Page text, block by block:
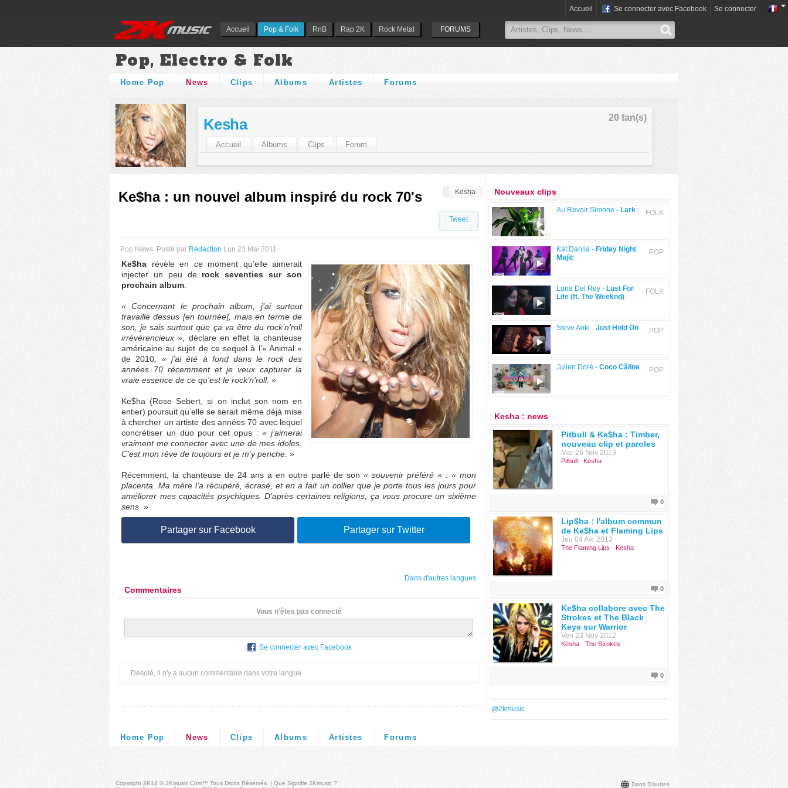
Accueil Pop & Folk RnB Rap 2K Rock Metal FORUMS
Accueil Se connecter avec Facebook Se connecter
Pop, Electro & Folk
Home Pop News Clips Albums Artistes Forums
20 fan(s)
Kesha
Accueil Albums Clips Forum
Kesha
Ke$ha : un nouvel album inspiré du rock 70's
Tweet
Pop News Posté par Rédaction Lun 23 Mai 2011
Ke$ha révèle en ce moment qu’elle aimerait
injecter un peu derock seventies sur son
prochain album
« Concernant le prochain album, j’ai surtout
travaillé dessus [en tournée], mais en terme de
son, je sais surtout que ça va être du rock’n’roll
irrévérencieux » , déclare en effet la chanteuse
américaine au sujet de ce sequel à l’« Animal »
de 2010 , « j’ai été à fond dans le rock des
années 70 récemment et je veux capturer la
vraie essence de ce qu’est le rock’n’roll. »
Ke$ha (Rose Sebert, si on inclut son nom en
entier) poursuit qu’elle se serait même déjà mise
à chercher un artiste des années 70 avec lequel
concrétiser un duo pour cet opus :« j’aimerai
vraiment me connecter avec une de mes idoles.
C’est mon rêve de toujours et je m’y penche. »
Récemment, la chanteuse de 24 ans a en outre parlé de son « souvenir préféré » : « mon
placenta. Ma mère l’a récupéré, écrasé, et en a fait un collier que je porte tous les jours pour
améliorer mes capacités psychiques. D’après certaines religions, ça vous procure un sixième
sens. »
Partager sur Facebook Partager sur Twitter
Dans d'autres langues
Commentaires
Vous n'êtes pas connecté
Se connecter avec Facebook
Désolé, il n'y a aucun commentaire dans votre langue
Nouveaux clips
FOLK
Au Revoir Simone - Lark
POP
Kat Dahlia - Friday Night
Majic
FOLK
Lana Del Rey - Lust For
Life (ft. The Weeknd)
POP
Steve Aoki - Just Hold On
POP
Julien Doré - Coco Câline
Kesha : news
Pitbull & Ke$ha : Timber,
nouveau clip et paroles
Mar 26 Nov 2013
Pitbull Kesha
0
Lip$ha : l'album commun
de Ke$ha et Flaming Lips
Jeu 04 Avr 2013
The Flaming Lips Kesha
0
Ke$ha collabore avec The
Strokes et The Black
Keys sur Warrior
Ven 23 Nov 2012
Kesha The Strokes
0
@2kmusic
Home Pop News Clips Albums Artistes Forums
Dans D'autres
Copyright 2K14 © 2Kmusic.com™ Tous Droits Réservés . | Que Signifie 2Kmusic ?